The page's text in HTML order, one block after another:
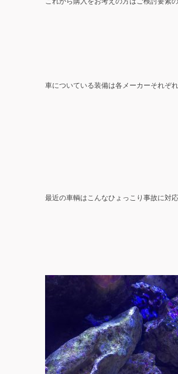
車についている装備は各メーカーそれぞ
最近の車輌はこんなひょっこり事故に対